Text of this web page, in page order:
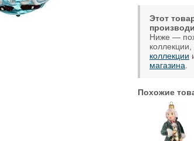
Этот
Ниже —
коллекции
магазина
Похожие